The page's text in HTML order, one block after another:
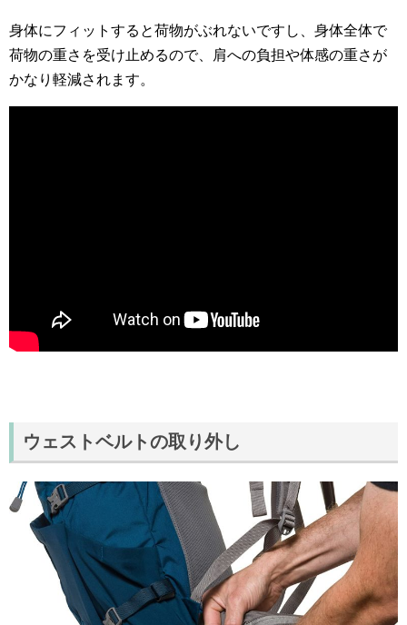
身体にフィットすると荷物がぶれないですし、身体全体で
荷物の重さを受け止めるので、肩への負担や体感の重さが
かなり軽減されます。
ウェストベルトの取り外し